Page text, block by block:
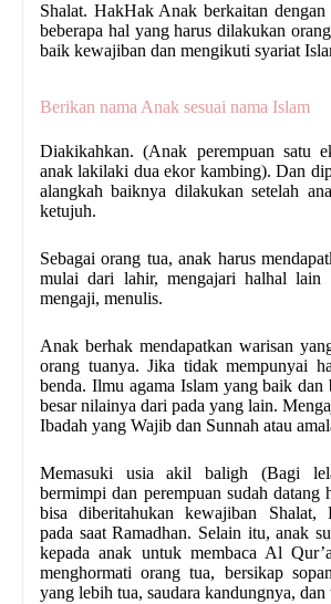
Shalat. Hak­Hak Anak berkaitan
beberapa hal yang harus dilakukan
baik kewajiban dan mengikuti syariat
Berikan nama Anak sesuai nama Islam
Diakikahkan. (Anak perempuan satu
anak laki­laki dua ekor kambing). Dan
alangkah baiknya dilakukan setelah
ketujuh.
Sebagai orang tua, anak harus
mulai dari lahir, mengajari hal­hal lain
mengaji, menulis.
Anak berhak mendapatkan warisan
orang tuanya. Jika tidak mempunyai
benda. Ilmu agama Islam yang baik dan
besar nilainya dari pada yang lain.
Ibadah yang Wajib dan Sunnah atau
Memasuki usia akil baligh (Bagi
bermimpi dan perempuan sudah datang
bisa diberitahukan kewajiban Shalat,
pada saat Ramadhan. Selain itu, anak
kepada anak untuk membaca Al
menghormati orang tua, bersikap
yang lebih tua, saudara kandungnya, dan